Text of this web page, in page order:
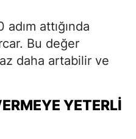
attığında
Bu değer
daha artabilir ve
YETERLI